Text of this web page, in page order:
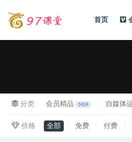
首页
分类 会员精品 1424 自媒体
价格 全部 免费 付费